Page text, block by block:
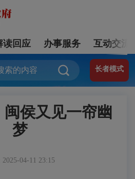
读回应 办事服务 互动交流
长者模式
侯又见一帘幽
梦
04-11 23:15